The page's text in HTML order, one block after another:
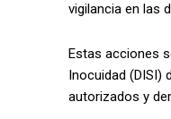
vigilancia en las
Estas acciones
Inocuidad (DISI)
autorizados y